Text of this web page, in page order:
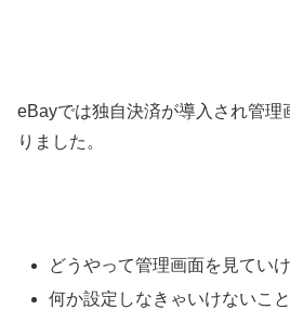
eBayでは独自決済が導入され管理
りました。
どうやって管理画面を見てい
何か設定しなきゃいけないこ